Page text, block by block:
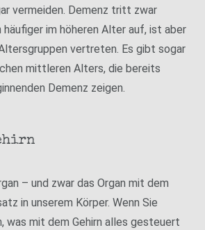
vermeiden. Demenz tritt zwar
im höheren Alter auf, ist aber
vertreten. Es gibt sogar
mittleren Alters, die bereits
Demenz zeigen.
– und zwar das Organ mit dem
in unserem Körper. Wenn Sie
was mit dem Gehirn alles gesteuert